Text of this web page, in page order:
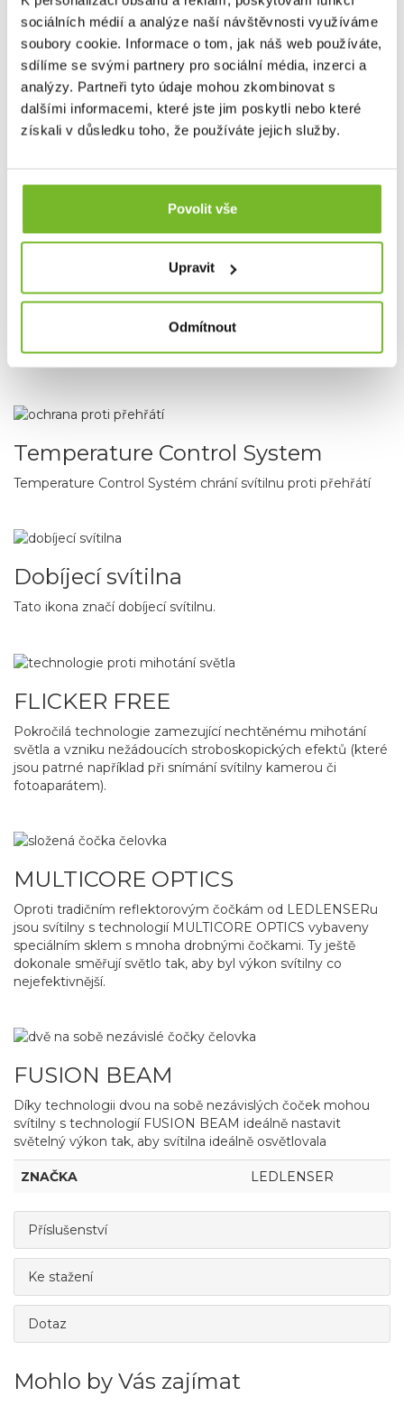
sociálních médií a analýze naší návštěvnosti využíváme
soubory cookie. Informace o tom, jak náš web používáte,
sdílíme se svými partnery pro sociální média, inzerci a
analýzy. Partneři tyto údaje mohou zkombinovat s
dalšími informacemi, které jste jim poskytli nebo které
získali v důsledku toho, že používáte jejich služby.
Povolit vše
Upravit
Odmítnout
výrobců používá levné kontakty, což se projeví výrazně na
výkonu svítilny i její době použití. Díky pozlaceným
kontaktům vydrží elektronika svítilen LEDLENSER
neporušená desítky let.
Dvouvrstvý chladič pro maximální efektivitu odvodu tepla
Magnetic charge system
Magnetické dobíjení pomocí magnetického konektoru.
Temperature Control System
Temperature Control Systém chrání svítilnu proti přehřátí
Dobíjecí svítilna
Tato ikona značí dobíjecí svítilnu.
FLICKER FREE
Pokročilá technologie zamezující nechtěnému mihotání
světla a vzniku nežádoucích stroboskopických efektů (které
jsou patrné například při snímání svítilny kamerou či
fotoaparátem).
MULTICORE OPTICS
Oproti tradičním reflektorovým čočkám od LEDLENSERu
jsou svítilny s technologií MULTICORE OPTICS vybaveny
speciálním sklem s mnoha drobnými čočkami. Ty ještě
dokonale směřují světlo tak, aby byl výkon svítilny co
nejefektivnější.
FUSION BEAM
Díky technologii dvou na sobě nezávislých čoček mohou
svítilny s technologií FUSION BEAM ideálně nastavit
světelný výkon tak, aby svítilna ideálně osvětlovala
ZNAČKA LEDLENSER
Příslušenství
Ke stažení
Dotaz
Mohlo by Vás zajímat